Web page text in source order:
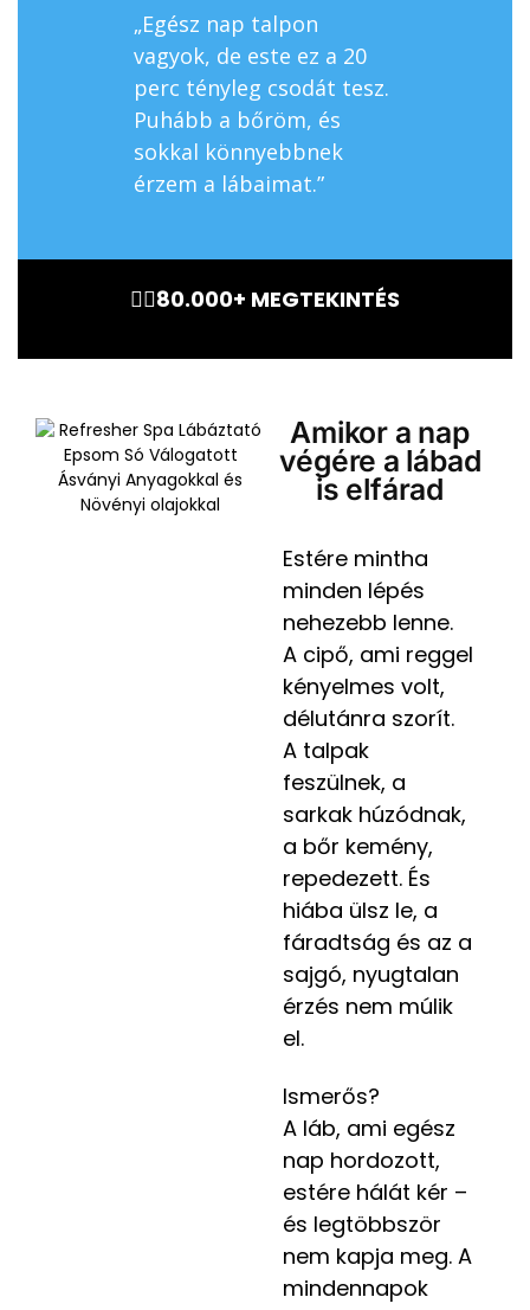
„Egész nap talpon
vagyok, de este ez a 20
perc tényleg csodát tesz.
Puhább a bőröm, és
sokkal könnyebbnek
érzem a lábaimat.”
🏃‍♂️80.000+ MEGTEKINTÉS
Amikor a nap
végére a lábad
is elfárad
Estére mintha
minden lépés
nehezebb lenne.
A cipő, ami reggel
kényelmes volt,
délutánra szorít.
A talpak
feszülnek, a
sarkak húzódnak,
a bőr kemény,
repedezett. És
hiába ülsz le, a
fáradtság és az a
sajgó, nyugtalan
érzés nem múlik
el.
Ismerős?
A láb, ami egész
nap hordozott,
estére hálát kér –
és legtöbbször
nem kapja meg. A
mindennapok